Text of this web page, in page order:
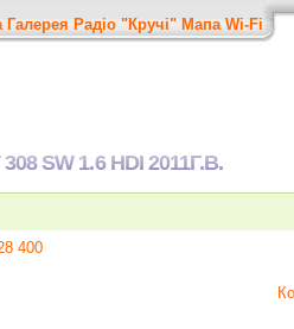
Галерея Радіо "Кручі" Мапа Wi-Fi
SW 1.6 HDI 2011Г.В.
400